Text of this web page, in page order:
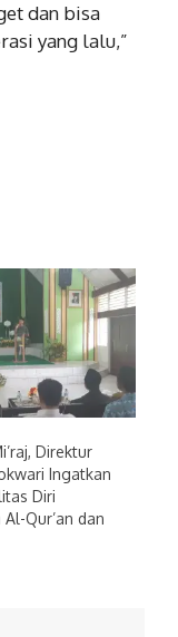
dan bisa
yang lalu,”
Direktur
Ingatkan
Diri
Qur’an dan